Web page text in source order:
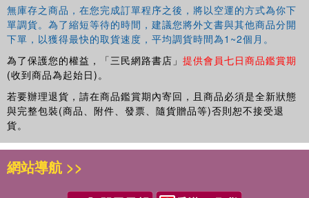
by the branches of the Government of the Region. The
book closes with remarks on the future of Hong Kong's
free market constitutionalism in face of recent challenges
as the year 2047 approaches and the 50 years of
‘unchanged' capitalist system under the Basic Law pass.
This book will appeal to students, scholars and
practitioners of law, economics, political science and
public administration. It will especially appeal to those with
an interest in Hong Kong law, international economic law
or comparative constitutional law.
無庫存之商品，在您完成訂單程序之後，將以空運的方式為你下
單調貨。為了縮短等待的時間，建議您將外文書與其他商品分開
下單，以獲得最快的取貨速度，平均調貨時間為1~2個月。
為了保護您的權益，「三民網路書店」 提供會員七日商品鑑賞期
(收到商品為起始日)。
若要辦理退貨，請在商品鑑賞期內寄回，且商品必須是全新狀態
與完整包裝(商品、附件、發票、隨貨贈品等)否則恕不接受退
貨。
網站導航 >>